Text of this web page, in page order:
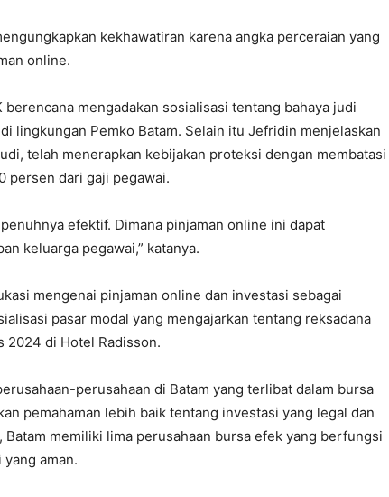
kekhawatiran karena angka perceraian yang
online.
mengadakan sosialisasi tentang bahaya judi
lingkungan Pemko Batam. Selain itu Jefridin menjelaskan
telah menerapkan kebijakan proteksi dengan membatasi
persen dari gaji pegawai.
efektif. Dimana pinjaman online ini dapat
keluarga pegawai,” katanya.
mengenai pinjaman online dan investasi sebagai
pasar modal yang mengajarkan tentang reksadana
2024 di Hotel Radisson.
perusahaan di Batam yang terlibat dalam bursa
pemahaman lebih baik tentang investasi yang legal dan
memiliki lima perusahaan bursa efek yang berfungsi
aman.